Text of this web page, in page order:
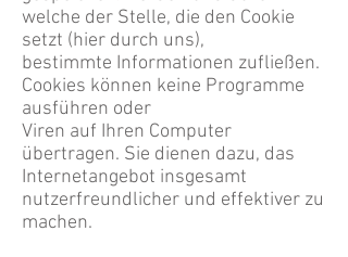
welche der Stelle, die den Cookie
setzt (hier durch uns),
bestimmte Informationen zufließen.
Cookies können keine Programme
ausführen oder
Viren auf Ihren Computer
übertragen. Sie dienen dazu, das
Internetangebot insgesamt
nutzerfreundlicher und effektiver zu
machen.